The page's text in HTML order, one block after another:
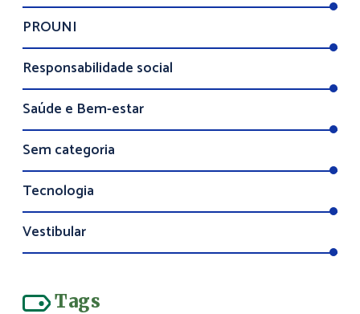
PROUNI
Responsabilidade social
Saúde e Bem-estar
Sem categoria
Tecnologia
Vestibular
Tags